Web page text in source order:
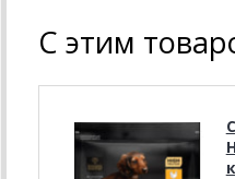
С этим